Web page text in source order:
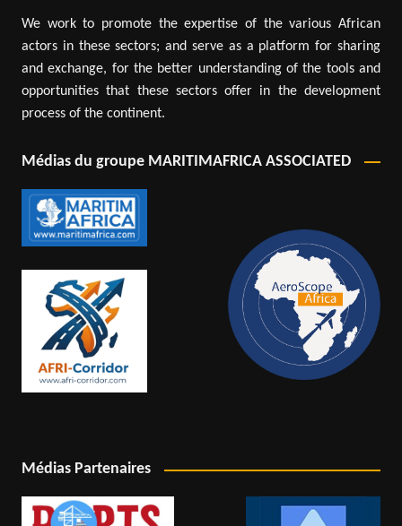
We work to promote the expertise of the various African
actors in these sectors; and serve as a platform for sharing
and exchange, for the better understanding of the tools and
opportunities that these sectors offer in the development
process of the continent.
Médias du groupe MARITIMAFRICA ASSOCIATED
Médias Partenaires